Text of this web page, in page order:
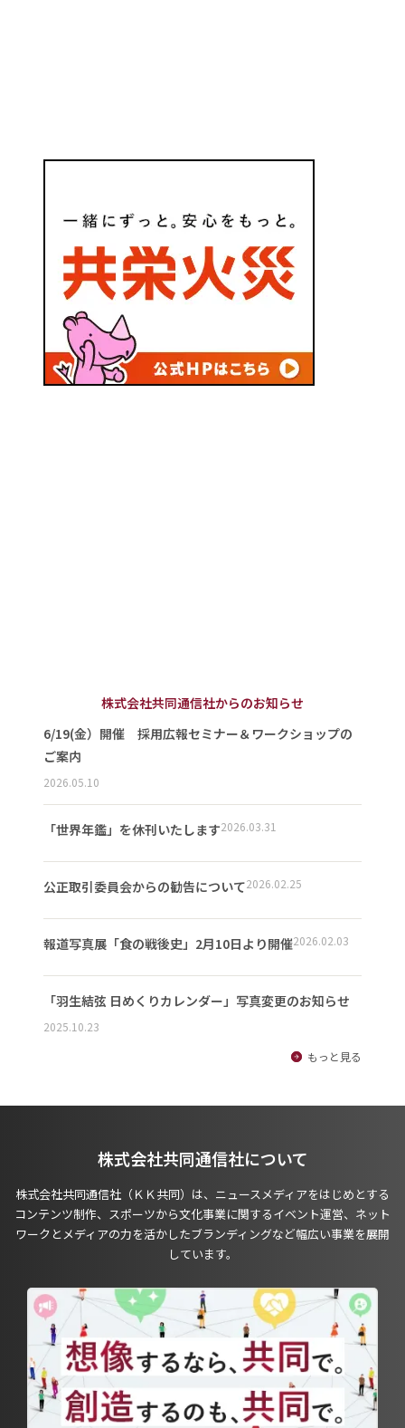
株式会社共同通信社からのお知らせ
6/19(金）開催 採用広報セミナー＆ワークショップの
ご案内
2026.05.10
「世界年鑑」を休刊いたします2026.03.31
公正取引委員会からの勧告について2026.02.25
報道写真展「食の戦後史」2月10日より開催2026.02.03
「羽生結弦 日めくりカレンダー」写真変更のお知らせ
2025.10.23
もっと見る
株式会社共同通信社について
株式会社共同通信社（ＫＫ共同）は、ニュースメディアをはじめとする
コンテンツ制作、スポーツから文化事業に関するイベント運営、ネット
ワークとメディアの力を活かしたブランディングなど幅広い事業を展開
しています。